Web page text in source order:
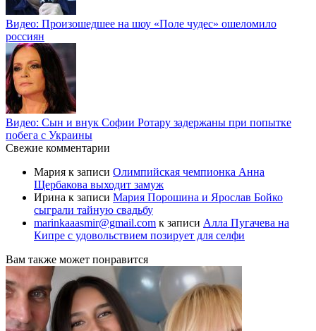
Видео: Произошедшее на шоу «Поле чудес» ошеломило
россиян
Видео: Сын и внук Софии Ротару задержаны при попытке
побега с Украины
Свежие комментарии
Мария к записи Олимпийская чемпионка Анна
Щербакова выходит замуж
Ирина к записи Мария Порошина и Ярослав Бойко
сыграли тайную свадьбу
marinkaaasmir@gmail.com к записи Алла Пугачева на
Кипре с удовольствием позирует для селфи
Вам также может понравится